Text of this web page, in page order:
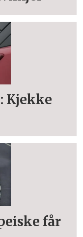
Kjekke
får